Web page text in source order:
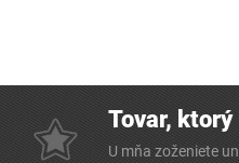
Tovar,
U mňa zoženiete